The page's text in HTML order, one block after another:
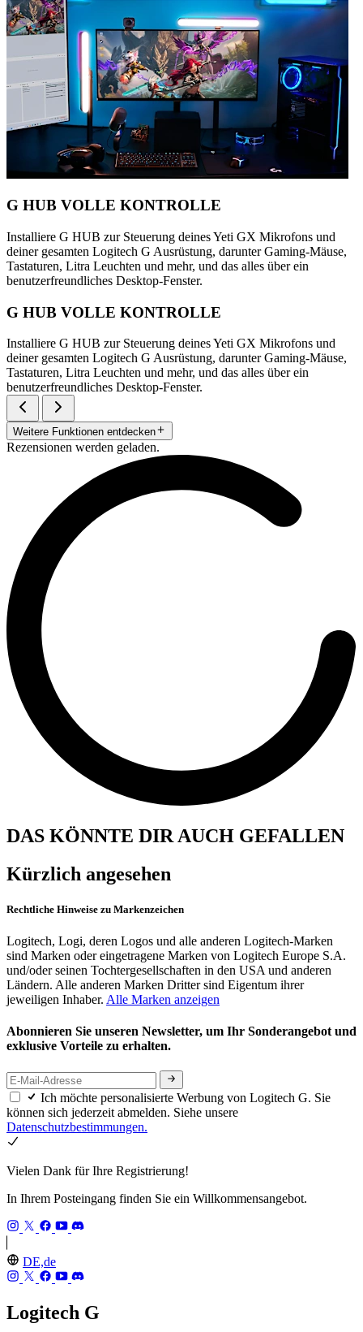
G HUB VOLLE KONTROLLE
Installiere G HUB zur Steuerung deines Yeti GX Mikrofons und
deiner gesamten Logitech G Ausrüstung, darunter Gaming-Mäuse,
Tastaturen, Litra Leuchten und mehr, und das alles über ein
benutzerfreundliches Desktop-Fenster.
G HUB VOLLE KONTROLLE
Installiere G HUB zur Steuerung deines Yeti GX Mikrofons und
deiner gesamten Logitech G Ausrüstung, darunter Gaming-Mäuse,
Tastaturen, Litra Leuchten und mehr, und das alles über ein
benutzerfreundliches Desktop-Fenster.
Weitere Funktionen entdecken
Rezensionen werden geladen.
DAS KÖNNTE DIR AUCH GEFALLEN
Kürzlich angesehen
Rechtliche Hinweise zu Markenzeichen
Logitech, Logi, deren Logos und alle anderen Logitech-Marken
sind Marken oder eingetragene Marken von Logitech Europe S.A.
und/oder seinen Tochtergesellschaften in den USA und anderen
Ländern. Alle anderen Marken Dritter sind Eigentum ihrer
jeweiligen Inhaber. Alle Marken anzeigen
Abonnieren Sie unseren Newsletter, um Ihr Sonderangebot und
exklusive Vorteile zu erhalten.
Ich möchte personalisierte Werbung von Logitech G. Sie
können sich jederzeit abmelden. Siehe unsere
Datenschutzbestimmungen.
Vielen Dank für Ihre Registrierung!
In Ihrem Posteingang finden Sie ein Willkommensangebot.
DE,de
Logitech G